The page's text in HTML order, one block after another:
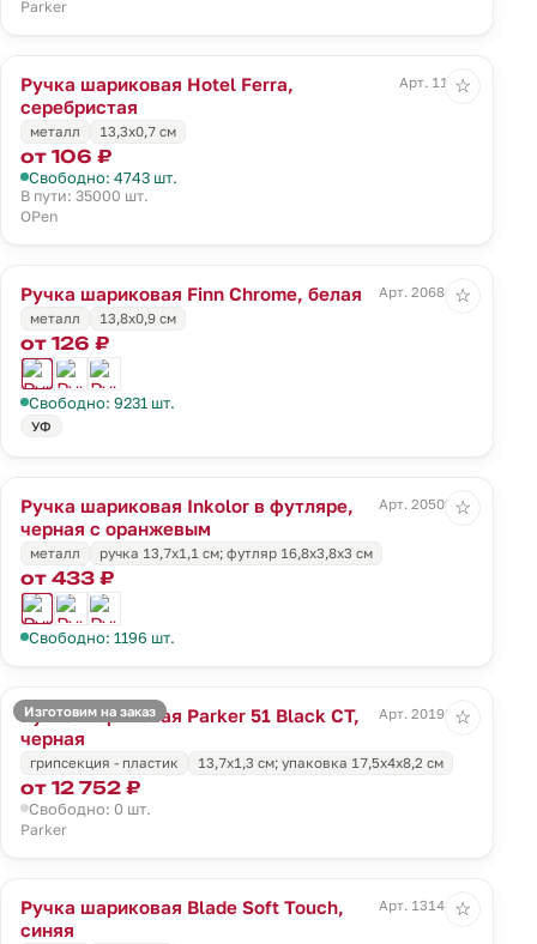
Parker
Ручка шариковая Hotel Ferra,
серебристая
Арт. 11231
металл 13,3х0,7 см
от 106 ₽
Свободно: 4743 шт.
В пути: 35000 шт.
OPen
☆
Ручка шариковая Finn Chrome, белая
Арт. 20686.60
металл
13,8х0,9 см
от 126 ₽
Свободно: 9231 шт.
УФ
☆
Ручка шариковая Inkolor в футляре,
черная с оранжевым
Арт. 20509.20
металл ручка 13,7х1,1 см; футляр 16,8х3,8х3 см
от 433 ₽
Свободно: 1196 шт.
☆
Изготовим на заказ
Ручка шариковая Parker 51 Black CT,
черная
Арт. 20198.30
грипсекция - пластик 13,7х1,3 см; упаковка 17,5х4х8,2 см
от 12 752 ₽
Свободно: 0 шт.
Parker
☆
Ручка шариковая Blade Soft Touch,
синяя
Арт. 13141.40
☆